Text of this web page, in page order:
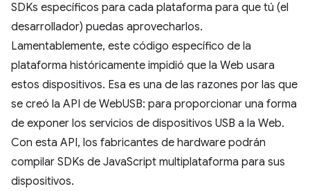
SDKs específicos para cada plataforma para que tú (el
desarrollador) puedas aprovecharlos.
Lamentablemente, este código específico de la
plataforma históricamente impidió que la Web usara
estos dispositivos. Esa es una de las razones por las que
se creó la API de WebUSB: para proporcionar una forma
de exponer los servicios de dispositivos USB a la Web.
Con esta API, los fabricantes de hardware podrán
compilar SDKs de JavaScript multiplataforma para sus
dispositivos.